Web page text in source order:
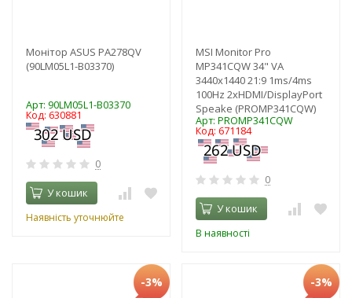
Монітор ASUS PA278QV
(90LM05L1-B03370)
Арт: 90LM05L1-B03370
Код: 630881
0
У кошик
Наявність уточнюйте
MSI Monitor Pro
MP341CQW 34" VA
3440x1440 21:9 1ms/4ms
100Hz 2xHDMI/DisplayPort
Speake (PROMP341CQW)
Арт: PROMP341CQW
Код: 671184
0
У кошик
В наявності
-3% -3%